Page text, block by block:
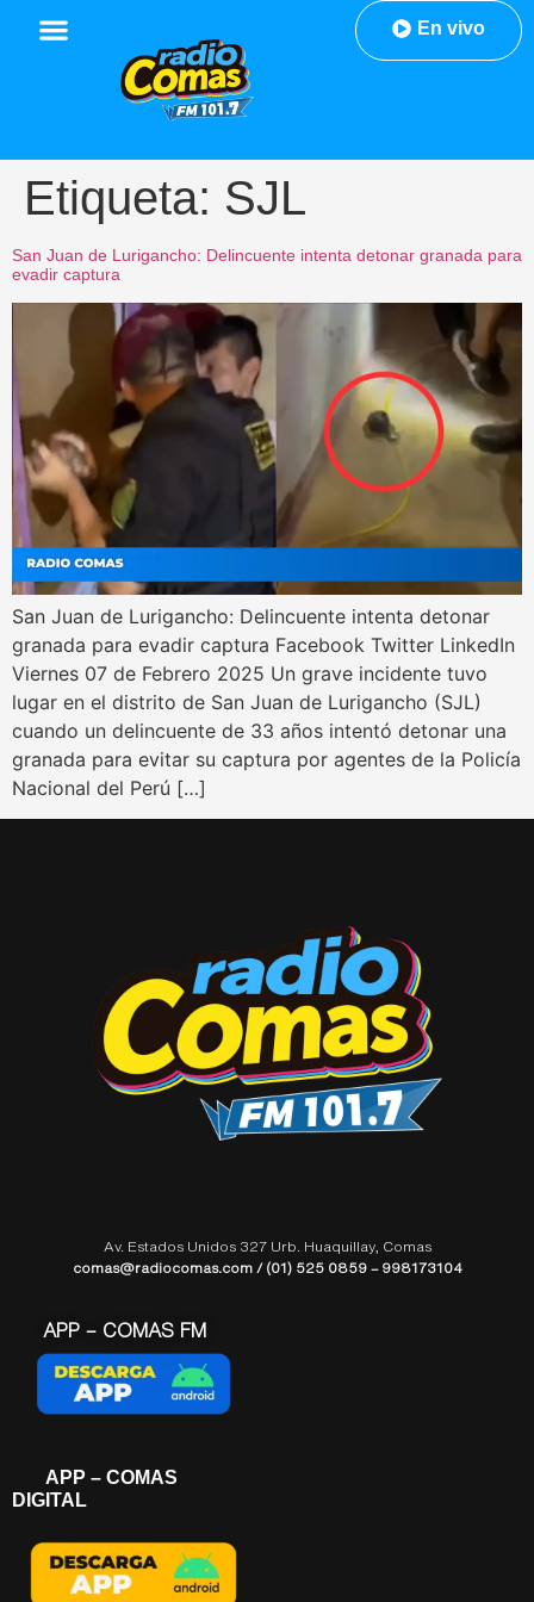
En vivo
Etiqueta: SJL
San Juan de Lurigancho: Delincuente intenta detonar granada para
evadir captura
San Juan de Lurigancho: Delincuente intenta detonar
granada para evadir captura Facebook Twitter LinkedIn
Viernes 07 de Febrero 2025 Un grave incidente tuvo
lugar en el distrito de San Juan de Lurigancho (SJL)
cuando un delincuente de 33 años intentó detonar una
granada para evitar su captura por agentes de la Policía
Nacional del Perú […]
Av. Estados Unidos 327 Urb. Huaquillay, Comas
comas@radiocomas.com / (01) 525 0859 – 998173104
APP – COMAS FM
APP – COMAS
DIGITAL